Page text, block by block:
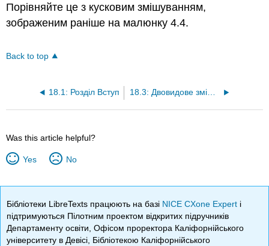
Порівняйте це з кусковим змішуванням,
зображеним раніше на малюнку 4.4.
Back to top
18.1: Розділ Вступ 18.3: Двовидове змішування
Was this article helpful?
Yes No
Бібліотеки LibreTexts працюють на базі NICE CXone Expert і
підтримуються Пілотним проектом відкритих підручників
Департаменту освіти, Офісом проректора Каліфорнійського
університету в Девісі, Бібліотекою Каліфорнійського